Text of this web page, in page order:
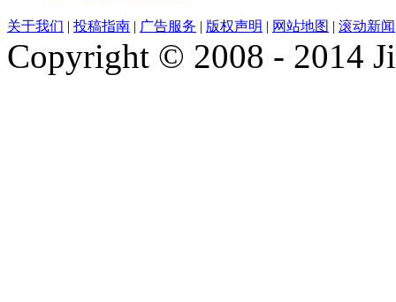
关于我们 | 投稿指南 | 广告服务 | 版权声明 | 网站地图 | 滚动新闻
Copyright © 2008 - 2014